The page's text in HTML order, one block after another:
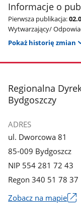
Informacje o
Pierwsza publikacja:
Wytwarzający/
Pokaż historię zmian
stopka
Regionalna
Bydgoszczy
ADRES
ul. Dworcowa 81
85-009 Bydgoszcz
NIP 554 281 72 43
Regon 340 51 78 37
Zobacz na mapie